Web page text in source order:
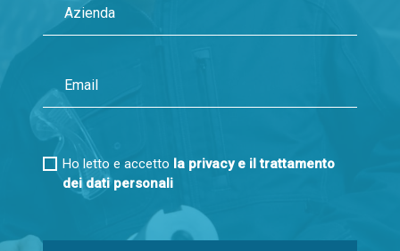
Ho letto e accetto la privacy e il trattamento
dei dati personali